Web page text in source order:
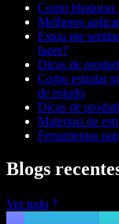
Como bloquear
Melhores
Estou me
fazer?
Dicas de
Como estudar
de estudo
Dicas de
Materiais de
Ferramentas
Blogs
Ver tudo